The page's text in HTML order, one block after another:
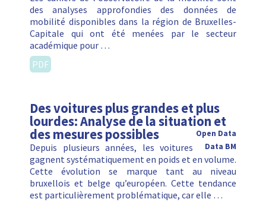
des analyses approfondies des données de
mobilité disponibles dans la région de Bruxelles-
Capitale qui ont été menées par le secteur
académique pour …
PDF
Des voitures plus grandes et plus
lourdes: Analyse de la situation et
des mesures possibles
Open Data
Data BM
Depuis plusieurs années, les voitures
gagnent systématiquement en poids et en volume.
Cette évolution se marque tant au niveau
bruxellois et belge qu’européen. Cette tendance
est particulièrement problématique, car elle …